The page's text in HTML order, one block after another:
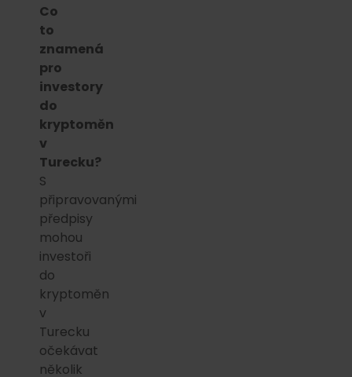
Co
to
znamená
pro
investory
do
kryptoměn
v
Turecku?
S
připravovanými
předpisy
mohou
investoři
do
kryptoměn
v
Turecku
očekávat
několik